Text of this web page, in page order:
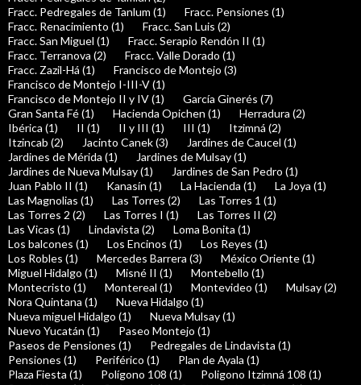
Fracc. Pedregales de Tanlum (1)
Fracc. Pensiones (1)
Fracc. Renacimiento (1)
Fracc. San Luis (2)
Fracc. San Miguel (1)
Fracc. Serapio Rendón II (1)
Fracc. Terranova (2)
Fracc. Valle Dorado (1)
Fracc. Zazil-Há (1)
Francisco de Montejo (3)
Francisco de Montejo I-III-V (1)
Francisco de Montejo II y IV (1)
García Ginerés (7)
Gran Santa Fé (1)
Hacienda Opichen (1)
Herradura (2)
Ibérica (1)
II (1) II y III (1) III (1)
Itzimná (2)
Itzincab (2)
Jacinto Canek (3)
Jardines de Caucel (1)
Jardines de Mérida (1)
Jardines de Mulsay (1)
Jardines de Nueva Mulsay (1)
Jardines de San Pedro (1)
Juan Pablo II (1)
Kanasín (1) La Hacienda (1)
La Joya (1)
Las Magnolias (1)
Las Torres (2)
Las Torres 1 (1)
Las Torres 2 (2)
Las Torres I (1)
Las Torres II (2)
Las Vicas (1)
Lindavista (2)
Loma Bonita (1)
Los balcones (1)
Los Encinos (1)
Los Reyes (1)
Los Robles (1)
Mercedes Barrera (3)
México Oriente (1)
Miguel Hidalgo (1)
Misné II (1)
Montebello (1)
Montecristo (1)
Montereal (1) Montevideo (1)
Mulsay (2)
Nora Quintana (1)
Nueva Hidalgo (1)
Nueva miguel Hidalgo (1)
Nueva Mulsay (1)
Nuevo Yucatán (1)
Paseo Montejo (1)
Paseos de Pensiones (1)
Pedregales de Lindavista (1)
Pensiones (1)
Periférico (1)
Plan de Ayala (1)
Plaza Fiesta (1)
Polígono 108 (1)
Poligono Itzimná 108 (1)